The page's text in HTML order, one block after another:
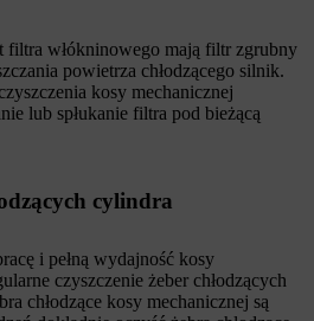
filtra włókninowego mają filtr zgrubny
powietrza chłodzącego silnik.
kosy mechanicznej
lub spłukanie filtra pod bieżącą
cylindra
i pełną wydajność kosy
czyszczenie żeber chłodzących
chłodzące kosy mechanicznej są